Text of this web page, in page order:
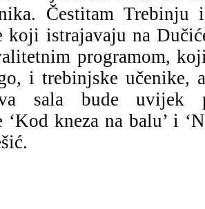
Čestitam Trebinju
koji istrajavaju na
programom,
i trebinjske
sala bude
‘Kod kneza na balu’ i